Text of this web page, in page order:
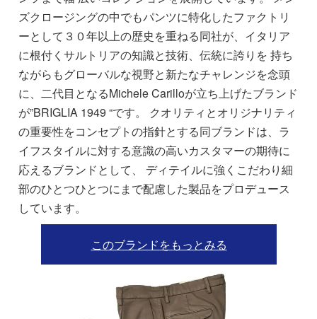
ズクロージングの中でもパンツに特化したファクトリ
ーとして３０年以上の歴史を重ねる同社が、イタリア
に根付くサルトリアの知識と技術、伝統に誇りを 持ち
ながらもグローバルな視野と新たなチャレンジを念頭
に、二代目となるMichele Carilloが立ち上げたブランド
が”BRIGLIA 1949 “です。 クオリティとオリジナリティ
の重要性をコンセプトの指針とする同ブランドは、ラ
イフスタイルに対する意識の高いカスタマーの期待に
応えるブランドとして、 ディテイルに強くこだわり細
部のひとつひとつにまで配慮した製品をプロデュース
しています。
このブランドをもっとみる